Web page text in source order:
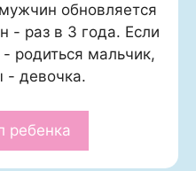
обновляется
- раз в 3 года. Если
родиться мальчик,
- девочка.
ребенка